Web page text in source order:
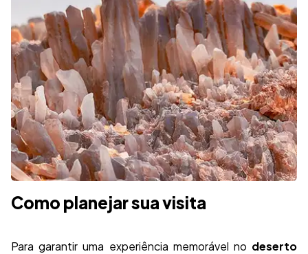
Como planejar sua visita
Para garantir uma experiência memorável no deserto